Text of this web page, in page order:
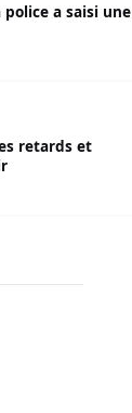
a saisi une
retards et